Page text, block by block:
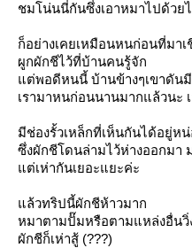
ชมโน่นนี่กันซึ่งเอาหมาไปด้วย
ก็อย่างเคยเหมือนหนก่อนที่มาเ
ผูกผักชีไว้ที่บ้านคนรู้จัก
ต่พอดีหนนี้ บ้านข้างๆเขาดัน
เรามาหนก่อนนานมากแล้วนะ
มีช่องรั้วเหล็กที่เห็นกันได้อยู่ห
ซึ่งผักชีโดนล่ามไว้ห่างออกมา
ต่เห่ากันเยอะแยะค่ะ
ล้วทริปนี้ผักชีห้าวมาก
หมาตามปั๊มหรือตามแหล่งอื่นวิ่
ผักชีก็เห่าสู้ (???)